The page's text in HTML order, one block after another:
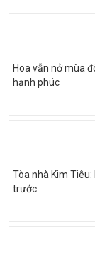
Hoa vẫn nở mùa
hạnh phúc
Tòa nhà Kim
trước